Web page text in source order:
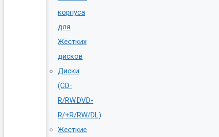
корпуса
для
Жёстких
дисков
Диски
(CD-
R/RW.DVD-
R/+R/RW/DL)
Жесткие